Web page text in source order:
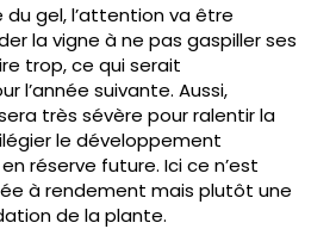
gel, l’attention va être
la vigne à ne pas gaspiller ses
trop, ce qui serait
l’année suivante. Aussi,
très sévère pour ralentir la
le développement
réserve future. Ici ce n’est
à rendement mais plutôt une
de la plante.